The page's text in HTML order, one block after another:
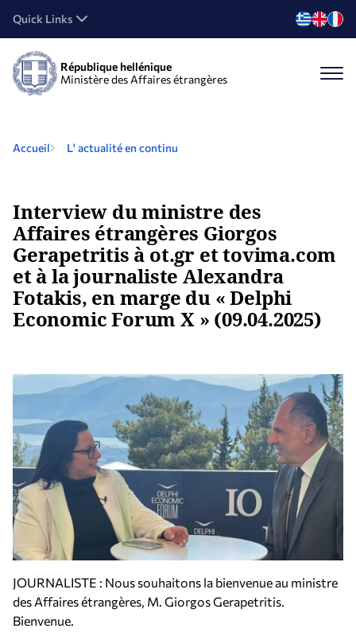
Quick Links
République hellénique
Ministère des Affaires étrangères
Accueil L' actualité en continu
Interview du ministre des
Affaires étrangères Giorgos
Gerapetritis à ot.gr et tovima.com
et à la journaliste Alexandra
Fotakis, en marge du « Delphi
Economic Forum X » (09.04.2025)
JOURNALISTE : Nous souhaitons la bienvenue au ministre
des Affaires étrangères, M. Giorgos Gerapetritis.
Bienvenue.